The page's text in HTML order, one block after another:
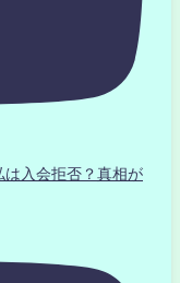
入会拒否？真相が